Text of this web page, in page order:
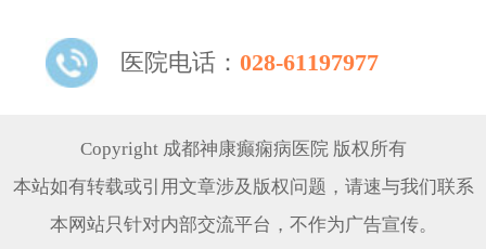
医院电话： 028-61197977
Copyright 成都神康癫痫病医院 版权所有
本站如有转载或引用文章涉及版权问题，请速与我们联系
本网站只针对内部交流平台，不作为广告宣传。